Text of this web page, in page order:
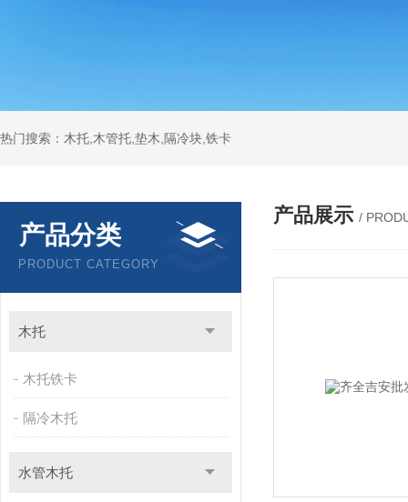
热门搜索：木托,木管托,垫木,隔冷块,铁卡
产品分类
PRODUCT CATEGORY
木托
木托铁卡
隔冷木托
水管木托
产品展示 /